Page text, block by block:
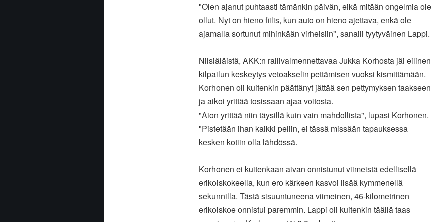
"Olen ajanut puhtaasti tämänkin päivän, eikä mitään ongelmia ole
ollut. Nyt on hieno fiilis, kun auto on hieno ajettava, enkä ole
ajamalla sortunut mihinkään virheisiin", sanaili tyytyväinen Lappi.
Nilsiäläistä, AKK:n rallivalmennettavaa Jukka Korhosta jäi eilinen
kilpailun keskeytys vetoakselin pettämisen vuoksi kismittämään.
Korhonen oli kuitenkin päättänyt jättää sen pettymyksen taakseen
ja aikoi yrittää tosissaan ajaa voitosta.
"Aion yrittää niin täysillä kuin vain mahdollista", lupasi Korhonen.
"Pistetään ihan kaikki peliin, ei tässä missään tapauksessa
kesken kotiin olla lähdössä.
Korhonen ei kuitenkaan aivan onnistunut viimeistä edellisellä
erikoiskokeella, kun ero kärkeen kasvoi lisää kymmenellä
sekunnilla. Tästä sisuuntuneena viimeinen, 46-kilometrinen
erikoiskoe onnistui paremmin. Lappi oli kuitenkin täällä taas